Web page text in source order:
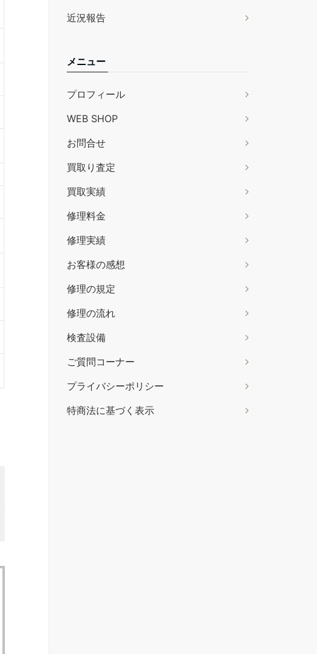
近況報告
メニュー
プロフィール
WEB SHOP
お問合せ
買取り査定
買取実績
修理料金
修理実績
お客様の感想
修理の規定
修理の流れ
検査設備
ご質問コーナー
プライバシーポリシー
特商法に基づく表示